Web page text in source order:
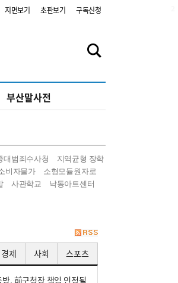
지면보기 초판보기 구독신청
부산말사전
대범죄수사청
지역균형 장학
비자물가
소형모듈원자로
사관학교
낙동아트센터
경제 사회 스포츠
, 前구청장 책임 인정될